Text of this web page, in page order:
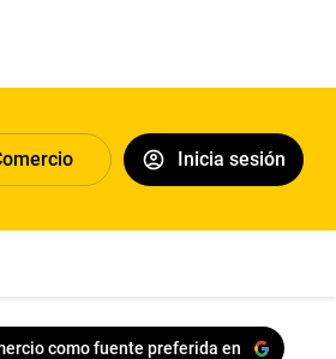
Inicia sesión
como fuente preferida en